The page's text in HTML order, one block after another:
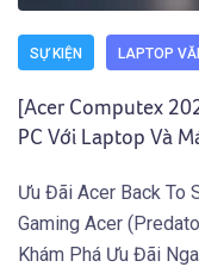
SỰ KIỆN LAPTOP
[Acer Computex
PC Với Laptop Và
Ưu Đãi Acer Back To
Gaming Acer
Khám Phá Ưu Đãi